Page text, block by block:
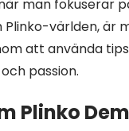
man fokuserar
Plinko-världen,
att använda
passion.
Plinko